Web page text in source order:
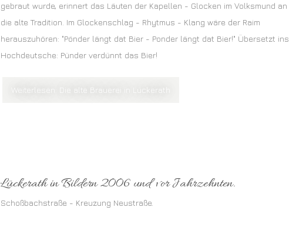
gebraut wurde, erinnert das Läuten der Kapellen - Glocken im Volksmund an
die alte Tradition. Im Glockenschlag - Rhytmus - Klang wäre der Raim
herauszuhören: "Pönder längt dat Bier - Ponder längt dat Bier!" Übersetzt ins
Hochdeutsche: Pünder verdünnt das Bier!
Weiterlesen: Die alte Brauerei in Lückerath
Lückerath in Bildern 2006 und vor Jahrzehnten.
Schoßbachstraße - Kreuzung Neustraße.